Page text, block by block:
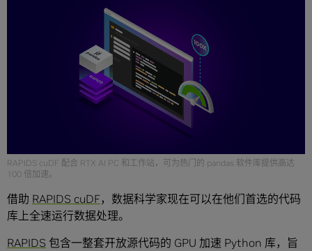
RAPIDS cuDF 配合 RTX AI PC 和工作站，可为热门的 pandas 软件库提供高达
100 倍加速。
借助 RAPIDS cuDF，数据科学家现在可以在他们首选的代码
库上全速运行数据处理。
RAPIDS 包含一整套开放源代码的 GPU 加速 Python 库，旨